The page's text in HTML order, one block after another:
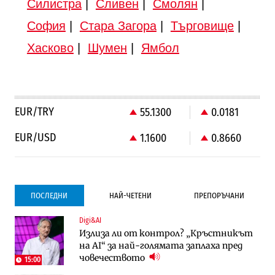
Силистра| Сливен Смолян
София
Стара Загора| Търговище|
Хасково| Шумен Ямбол
EUR/TRY 55.1300
0.0181
EUR/USD
1.1600 0.8660
ПОСЛЕДНИ НАЙ-ЧЕТЕНИ ПРЕПОРЪЧАНИ
15:00
Digi&AI
Излиза ли от контрол? „Кръстникът
на AI“ за най-голямата заплаха пред
човечеството
Градоустройство
Столична община избра изпълнител за
преместването на трамвайното
трасе по бул. „Скобелев“
Компании
Vivacom предлага над 150 устройства с
90% отстъпка през август